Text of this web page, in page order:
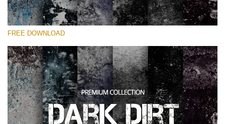
Kérlek, válassz
Small 800*533px
Dark Dirt
(30 Overlays)
Large 6000*4000px
FREE DOWNLOAD